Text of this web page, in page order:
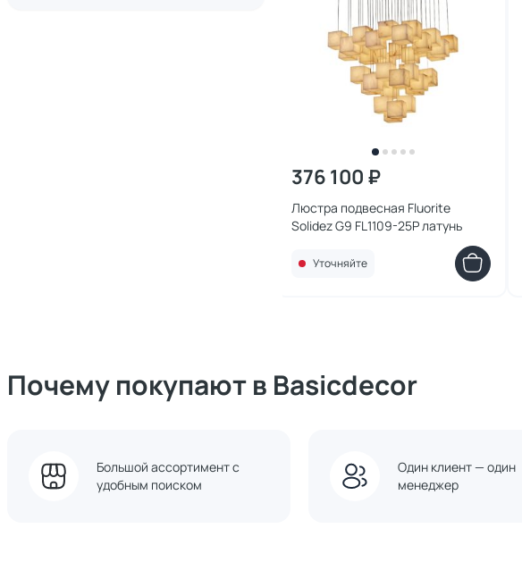
376 100 ₽
Люстра подвесная Fluorite
Solidez G9 FL1109-25P латунь
Уточняйте
Почему покупают в Basicdecor
Большой ассортимент с
удобным поиском
Один клиент — один
менеджер